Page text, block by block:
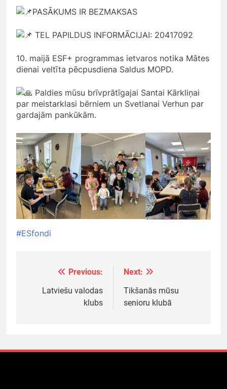
PASĀKUMS IR BEZMAKSAS
TEL PAPILDUS INFORMĀCIJAI: 20417092
10. maijā ESF+ programmas ietvaros notika Mātes
dienai veltīta pēcpusdiena Saldus MOPD.
Paldies mūsu brīvprātīgajai Santai Kārkliņai
par meistarklasi bērniem un Svetlanai Verhun par
gardajām pankūkām.
#ESfondi
izvēlne
Previous:
Latviešu valodas
klubs
Next:
Tikšanās mūsu
senioru klubā